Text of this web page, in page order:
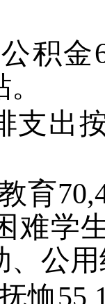
积金
支出
育70,
难学
、公
恤55,